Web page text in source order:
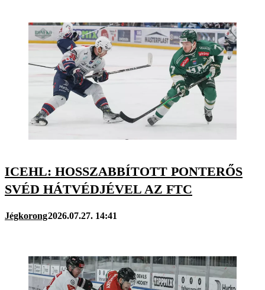
ICEHL: HOSSZABBÍTOTT PONTERŐS
SVÉD HÁTVÉDJÉVEL AZ FTC
Jégkorong2026.07.27. 14:41